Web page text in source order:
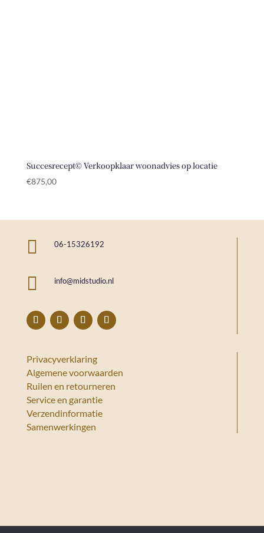
Succesrecept© Verkoopklaar woonadvies op locatie
€875,00
 06-15326192
 info@midstudio.nl
Privacyverklaring
Algemene voorwaarden
Ruilen en retourneren
Service en garantie
Verzendinformatie
Samenwerkingen